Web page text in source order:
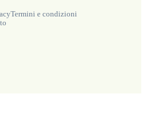
Termini e condizioni